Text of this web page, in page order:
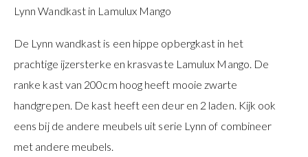
Lynn Wandkast in Lamulux Mango
De Lynn wandkast is een hippe opbergkast in het
prachtige ijzersterke en krasvaste Lamulux Mango. De
ranke kast van 200cm hoog heeft mooie zwarte
handgrepen. De kast heeft een deur en 2 laden. Kijk ook
eens bij de andere meubels uit serie Lynn of combineer
met andere meubels.